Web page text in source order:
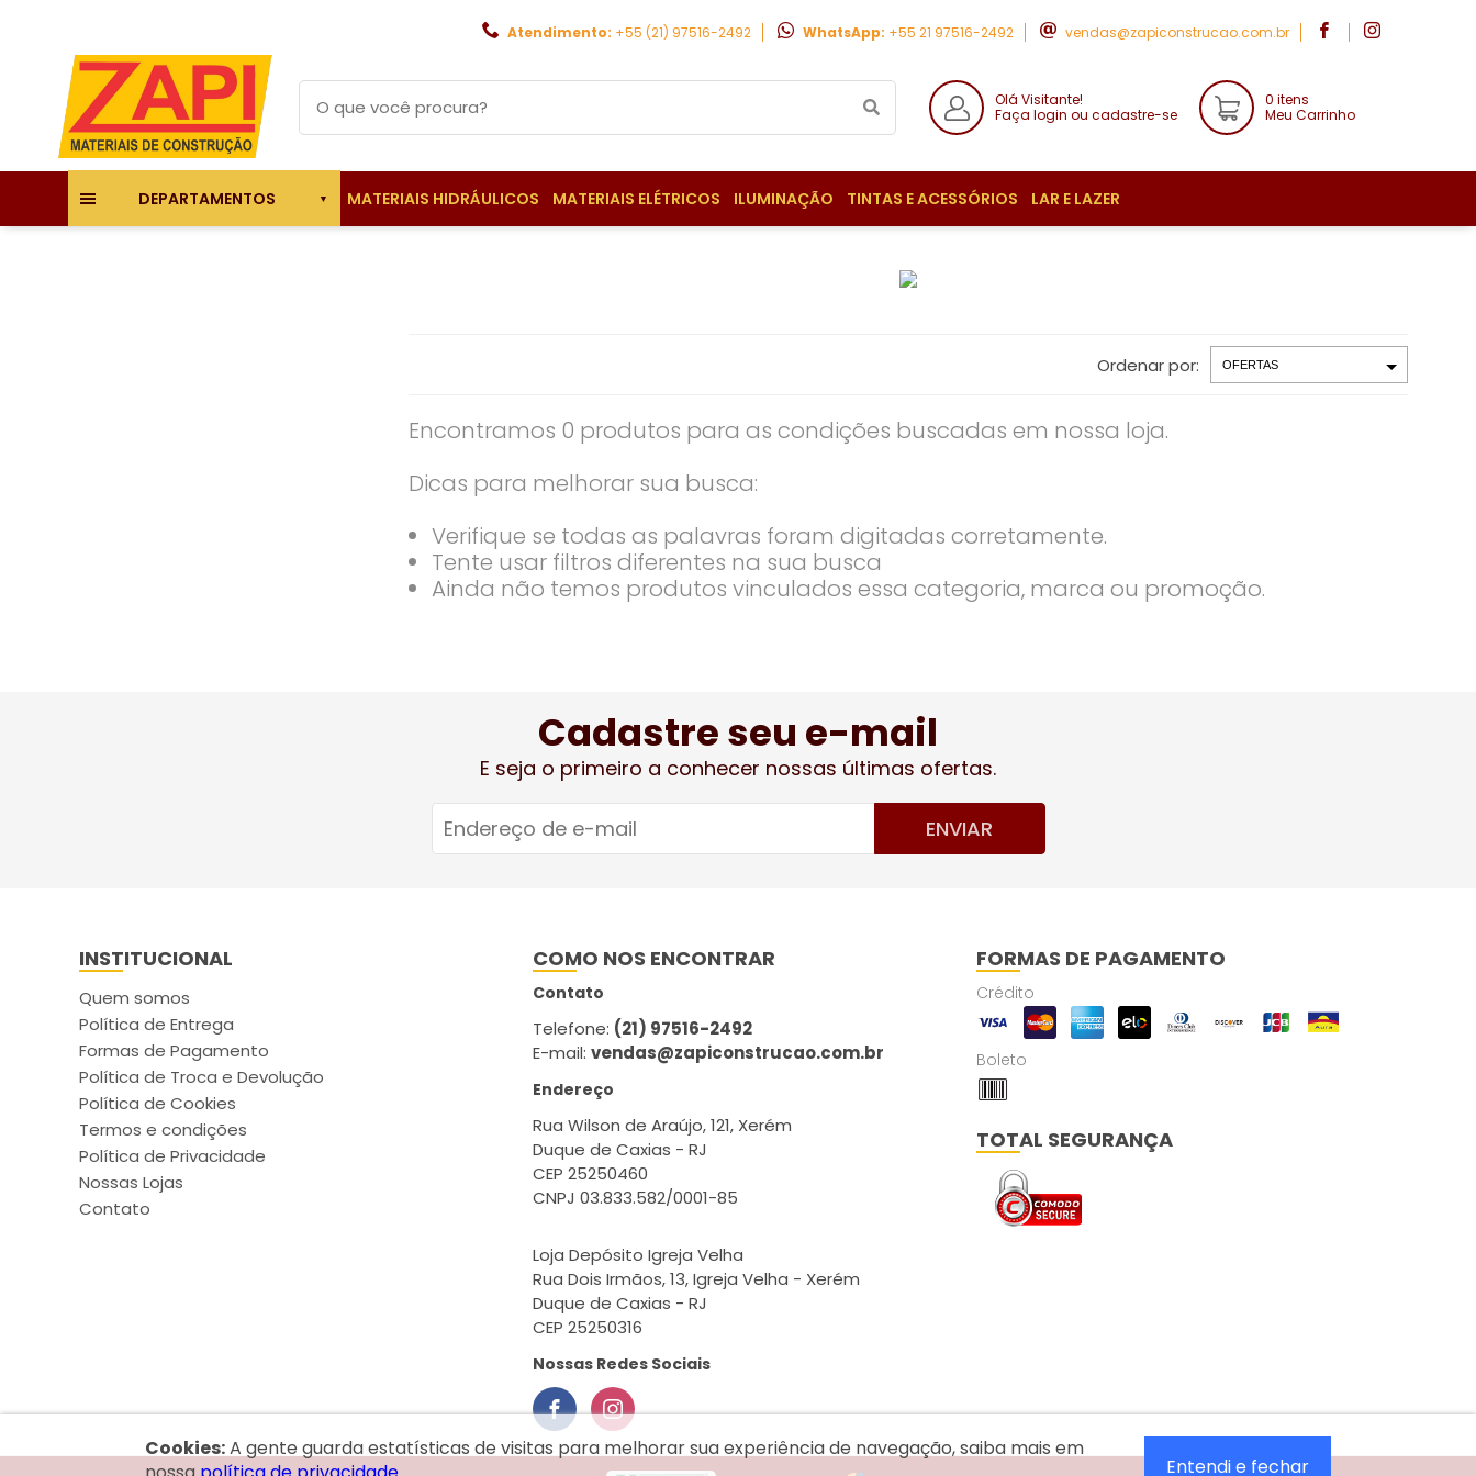
Atendimento: +55 (21) 97516-2492 WhatsApp: +55 21 97516-2492 vendas@zapiconstrucao.com.br
Olá Visitante!
Faça login ou cadastre-se
0 itens
Meu Carrinho
DEPARTAMENTOS MATERIAIS HIDRÁULICOS MATERIAIS ELÉTRICOS ILUMINAÇÃO TINTAS E ACESSÓRIOS LAR E LAZER
Ordenar por:
Encontramos 0 produtos para as condições buscadas em nossa loja.
Dicas para melhorar sua busca:
Verifique se todas as palavras foram digitadas corretamente.
Tente usar filtros diferentes na sua busca
Ainda não temos produtos vinculados essa categoria, marca ou promoção.
Cadastre seu e-mail
E seja o primeiro a conhecer nossas últimas ofertas.
ENVIAR
INSTITUCIONAL
Quem somos
Política de Entrega
Formas de Pagamento
Política de Troca e Devolução
Política de Cookies
Termos e condições
Política de Privacidade
Nossas Lojas
Contato
COMO NOS ENCONTRAR
Contato
Telefone: (21) 97516-2492
E-mail:vendas@zapiconstrucao.com.br
Endereço
Rua Wilson de Araújo, 121, Xerém
Duque de Caxias - RJ
CEP 25250460
CNPJ 03.833.582/0001-85
Loja Depósito Igreja Velha
Rua Dois Irmãos, 13, Igreja Velha - Xerém
Duque de Caxias - RJ
CEP 25250316
Nossas Redes Sociais
FORMAS DE PAGAMENTO
Crédito
Boleto
TOTAL SEGURANÇA
Cookies:A gente guarda estatísticas de visitas para melhorar sua experiência de navegação, saiba mais em
Entendi e fechar